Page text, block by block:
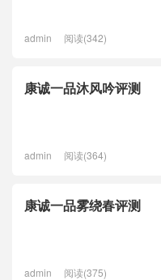
admin 阅读(342)
康诚一品沐风吟评测
admin 阅读(364)
康诚一品雾绕春评测
admin 阅读(375)